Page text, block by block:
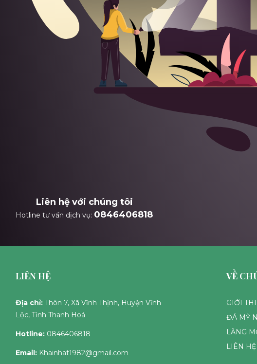
Liên hệ với chúng tôi
Hotline tư vấn dịch vụ: 0846406818
LIÊN HỆ
Địa chỉ: Thôn 7, Xã Vĩnh Thịnh, Huyện Vĩnh
Lộc, Tỉnh Thanh Hoá
Hotline: 0846406818
Email: Khainhat1982@gmail.com
VỀ
GIỚI
ĐÁ MỸ
LĂNG
LIÊN HỆ